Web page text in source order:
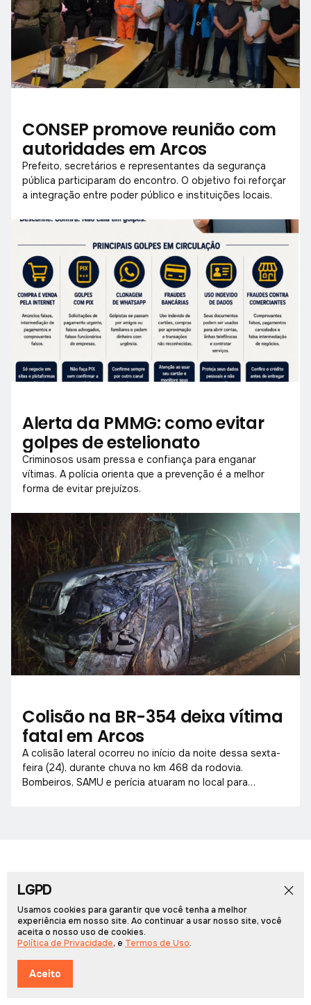
CONSEP promove reunião com
autoridades em Arcos
Prefeito, secretários e representantes da segurança
pública participaram do encontro. O objetivo foi reforçar
a integração entre poder público e instituições locais.
Alerta da PMMG: como evitar
golpes de estelionato
Criminosos usam pressa e confiança para enganar
vítimas. A polícia orienta que a prevenção é a melhor
forma de evitar prejuízos.
Colisão na BR-354 deixa vítima
fatal em Arcos
A colisão lateral ocorreu no início da noite dessa sexta-
feira (24), durante chuva no km 468 da rodovia.
Bombeiros, SAMU e perícia atuaram no local para
Início
Cadernos EspeciaisRádio PCN
Portal Arcos © 2026, Todos os direitos reservados.
Desenvolvido por
Política de Privacidade
LGPD
Usamos cookies para garantir que você tenha a melhor
experiência em nosso site. Ao continuar a usar nosso site, você
aceita o nosso uso de cookies.
Política de Privacidade, e Termos de Uso.
Aceito